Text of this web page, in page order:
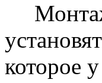
которое